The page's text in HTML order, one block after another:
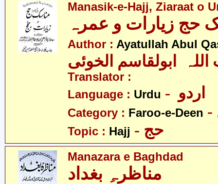
Manasik-e-Hajj, Ziaraat o
Author : Ayatullah Abul
اللہ ابولقاسم الخوئی
Translator :
Language : Urdu
Category : Faroo-e-Deen
Topic : Hajj - حج
Manazara e Baghdad
مناظرہِ بغداد